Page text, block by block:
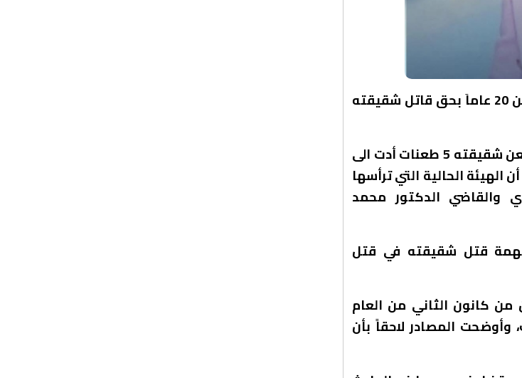
أصدرت الهيئة الاولى في محكمة الجنايات الكبرى، قراراً بالسجن 20 عاماَ بحق قاتل شقيقته
وكان المتهم، في الحادثة التي هزت الرأي العام الأردني، قد طعن شقيقته 5 طعنات أدت الى
الهيئة الحالية التي ترأسها
والقاضي الدكتور محمد
تهمة قتل شقيقته في قتل
من كانون الثاني من العام
وأوضحت المصادر لاحقاً بأن